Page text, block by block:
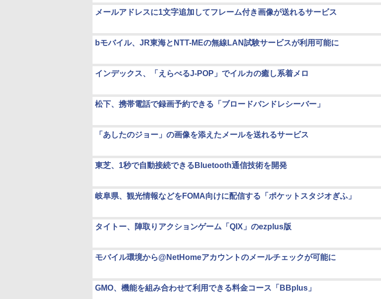
メールアドレスに1文字追加してフレーム付き画像が送れるサービス
bモバイル、JR東海とNTT-MEの無線LAN試験サービスが利用可能に
インデックス、「えらべるJ-POP」でイルカの癒し系着メロ
松下、携帯電話で録画予約できる「ブロードバンドレシーバー」
「あしたのジョー」の画像を添えたメールを送れるサービス
東芝、1秒で自動接続できるBluetooth通信技術を開発
岐阜県、観光情報などをFOMA向けに配信する「ポケットスタジオぎふ」
タイトー、陣取りアクションゲーム「QIX」のezplus版
モバイル環境から@NetHomeアカウントのメールチェックが可能に
GMO、機能を組み合わせて利用できる料金コース「BBplus」